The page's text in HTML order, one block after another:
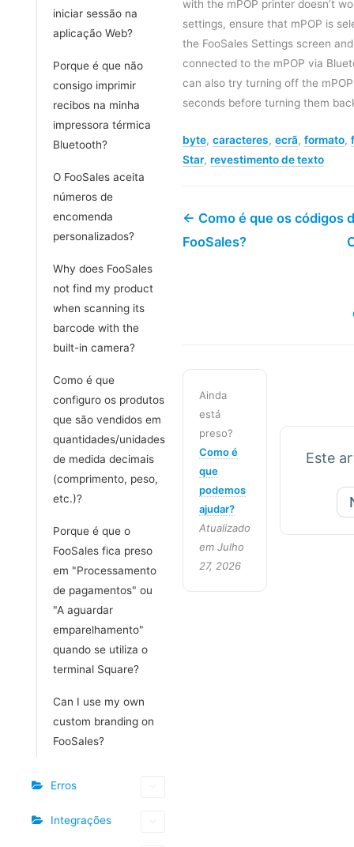
iniciar sessão na
aplicação Web?
Porque é que não
consigo imprimir
recibos na minha
impressora térmica
Bluetooth?
O FooSales aceita
números de
encomenda
personalizados?
Why does FooSales
not find my product
when scanning its
barcode with the
built-in camera?
Como é que
configuro os produtos
que são vendidos em
quantidades/unidades
de medida decimais
(comprimento, peso,
etc.)?
Porque é que o
FooSales fica preso
em "Processamento
de pagamentos" ou
"A aguardar
emparelhamento"
quando se utiliza o
terminal Square?
Can I use my own
custom branding on
FooSales?
Erros
Integrações
with the mPOP printer doesn’t
settings, ensure that mPOP is
the FooSales Settings screen
connected to the mPOP via
can also try turning off the
seconds before turning them
byte, caracteres, ecrã, formato,
Star, revestimento de texto
← Como é que os códigos
FooSales?
Ainda
está
preso?
Como é
que
podemos
ajudar?
Atualizado
em Julho
27, 2026
Este